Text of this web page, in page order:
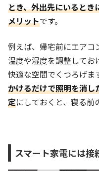
とき、外出先にいるとき
メリットです。
例えば、帰宅前にエアコ
温度や湿度を調整してお
快適な空間でくつろげま
かけるだけで照明を消し
定にしておくと、寝る前
スマート家電には接